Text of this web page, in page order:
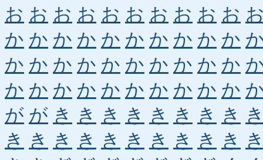
お お お お お お お お お お
か か か か か か か か か か
か か か か か か か か か か
か か か か か か か か か か
が が き き き き き き き き
き き き き き き き き き き